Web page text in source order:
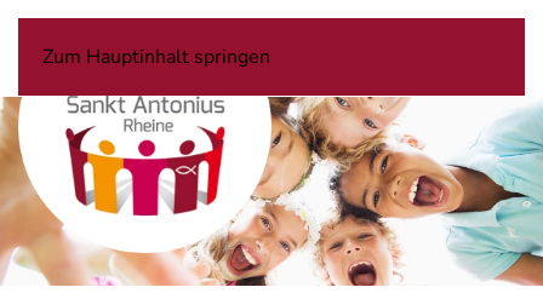
Zum Hauptinhalt springen